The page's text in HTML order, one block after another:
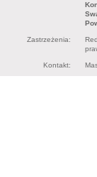
Zastrzeżenia:
Kontakt: